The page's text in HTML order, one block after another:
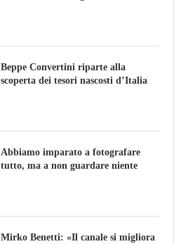
Beppe Convertini riparte alla
scoperta dei tesori nascosti d’Italia
Abbiamo imparato a fotografare
tutto, ma a non guardare niente
Mirko Benetti: «Il canale si migliora